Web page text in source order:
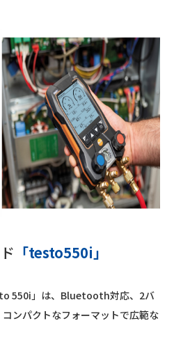
「testo550i」
550i」は、Bluetooth対応、2バ
ンパクトなフォーマットで広範な